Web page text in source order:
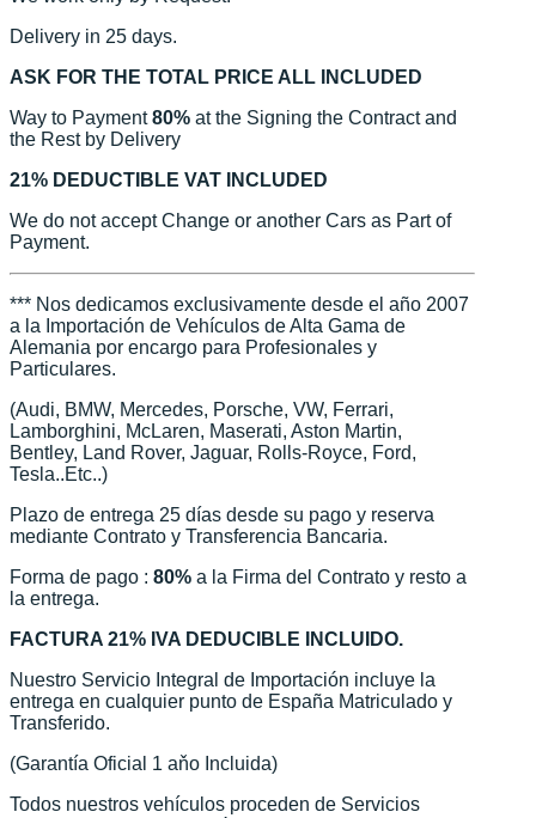
Delivery in 25 days.
ASK FOR THE TOTAL PRICE ALL INCLUDED
Way to Payment80% at the Signing the Contract and
the Rest by Delivery
21% DEDUCTIBLE VAT INCLUDED
We do not accept Change or another Cars as Part of
Payment.
*** Nos dedicamos exclusivamente desde el año 2007
a la Importación de Vehículos de Alta Gama de
Alemania por encargo para Profesionales y
Particulares.
(Audi, BMW, Mercedes, Porsche, VW, Ferrari,
Lamborghini, McLaren, Maserati, Aston Martin,
Bentley, Land Rover, Jaguar, Rolls-Royce, Ford,
Tesla..Etc..)
Plazo de entrega 25 días desde su pago y reserva
mediante Contrato y Transferencia Bancaria.
Forma de pago : 80% a la Firma del Contrato y resto a
la entrega.
FACTURA 21% IVA DEDUCIBLE INCLUIDO.
Nuestro Servicio Integral de Importación incluye la
entrega en cualquier punto de España Matriculado y
Transferido.
(Garantía Oficial 1 aňo Incluida)
Todos nuestros vehículos proceden de Servicios